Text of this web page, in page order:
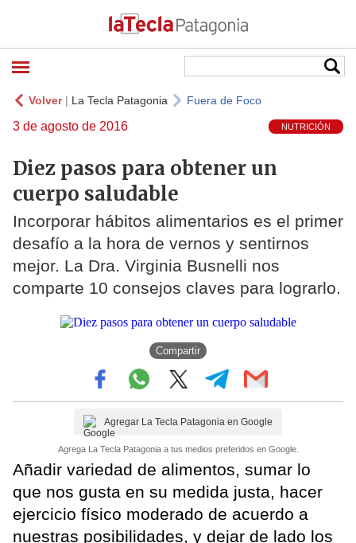
Volver| La Tecla Patagonia Fuera de Foco
3 de agosto de 2016 NUTRICIÓN
Diez pasos para obtener un
cuerpo saludable
Incorporar hábitos alimentarios es el primer
desafío a la hora de vernos y sentirnos
mejor. La Dra. Virginia Busnelli nos
comparte 10 consejos claves para lograrlo.
Compartir
Agregar La Tecla Patagonia en Google
Agrega La Tecla Patagonia a tus medios preferidos en Google.
Añadir variedad de alimentos, sumar lo
que nos gusta en su medida justa, hacer
ejercicio físico moderado de acuerdo a
nuestras posibilidades, y dejar de lado los